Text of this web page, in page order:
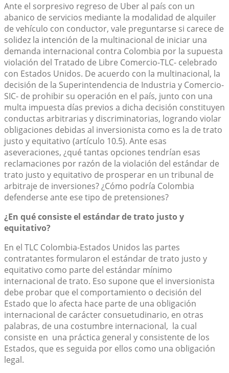
Ante el sorpresivo regreso de Uber al país con un
abanico de servicios mediante la modalidad de alquiler
de vehículo con conductor, vale preguntarse si carece de
solidez la intención de la multinacional de iniciar una
demanda internacional contra Colombia por la supuesta
violación del Tratado de Libre Comercio-TLC- celebrado
con Estados Unidos. De acuerdo con la multinacional, la
decisión de la Superintendencia de Industria y Comercio-
SIC- de prohibir su operación en el país, junto con una
multa impuesta días previos a dicha decisión constituyen
conductas arbitrarias y discriminatorias, logrando violar
obligaciones debidas al inversionista como es la de trato
justo y equitativo (artículo 10.5). Ante esas
aseveraciones, ¿qué tantas opciones tendrían esas
reclamaciones por razón de la violación del estándar de
trato justo y equitativo de prosperar en un tribunal de
arbitraje de inversiones? ¿Cómo podría Colombia
defenderse ante ese tipo de pretensiones?
¿En qué consiste el estándar de trato justo y
equitativo?
En el TLC Colombia-Estados Unidos las partes
contratantes formularon el estándar de trato justo y
equitativo como parte del estándar mínimo
internacional de trato. Eso supone que el inversionista
debe probar que el comportamiento o decisión del
Estado que lo afecta hace parte de una obligación
internacional de carácter consuetudinario, en otras
palabras, de una costumbre internacional, la cual
consiste en una práctica general y consistente de los
Estados, que es seguida por ellos como una obligación
legal.